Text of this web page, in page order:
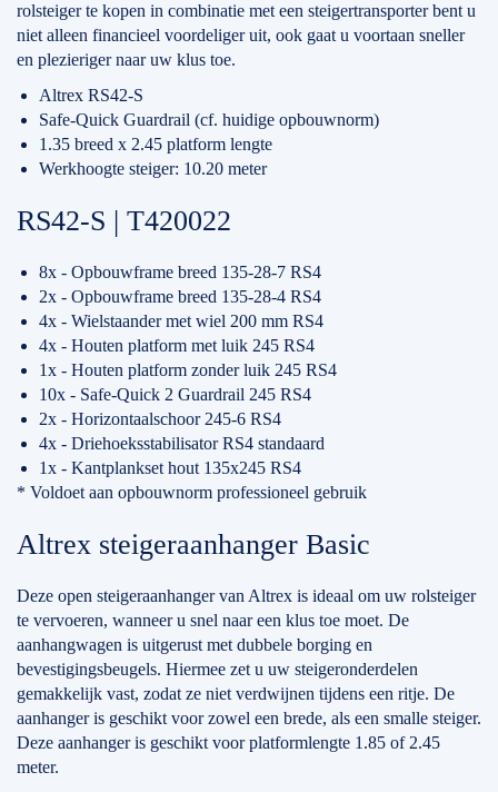
rolsteiger te kopen in combinatie met een steigertransporter bent u
niet alleen financieel voordeliger uit, ook gaat u voortaan sneller
en plezieriger naar uw klus toe.
Altrex RS42-S
Safe-Quick Guardrail (cf. huidige opbouwnorm)
1.35 breed x 2.45 platform lengte
Werkhoogte steiger: 10.20 meter
RS42-S | T420022
8x - Opbouwframe breed 135-28-7 RS4
2x - Opbouwframe breed 135-28-4 RS4
4x - Wielstaander met wiel 200 mm RS4
4x - Houten platform met luik 245 RS4
1x - Houten platform zonder luik 245 RS4
10x - Safe-Quick 2 Guardrail 245 RS4
2x - Horizontaalschoor 245-6 RS4
4x - Driehoeksstabilisator RS4 standaard
1x - Kantplankset hout 135x245 RS4
* Voldoet aan opbouwnorm professioneel gebruik
Altrex steigeraanhanger Basic
Deze open steigeraanhanger van Altrex is ideaal om uw rolsteiger
te vervoeren, wanneer u snel naar een klus toe moet. De
aanhangwagen is uitgerust met dubbele borging en
bevestigingsbeugels. Hiermee zet u uw steigeronderdelen
gemakkelijk vast, zodat ze niet verdwijnen tijdens een ritje. De
aanhanger is geschikt voor zowel een brede, als een smalle steiger.
Deze aanhanger is geschikt voor platformlengte 1.85 of 2.45
meter.